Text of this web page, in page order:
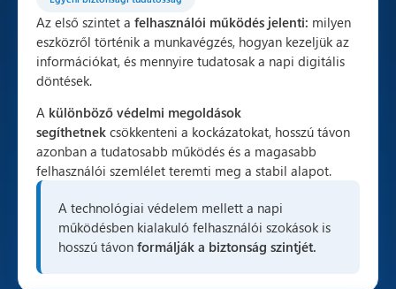
Az első szintet a felhasználói működés jelenti: milyen
eszközről történik a munkavégzés, hogyan kezeljük az
információkat, és mennyire tudatosak a napi digitális
döntések.
A különböző védelmi megoldások
segíthetnek csökkenteni a kockázatokat, hosszú távon
azonban a tudatosabb működés és a magasabb
felhasználói szemlélet teremti meg a stabil alapot.
A technológiai védelem mellett a napi
működésben kialakuló felhasználói szokások is
hosszú távon formálják a biztonság szintjét.